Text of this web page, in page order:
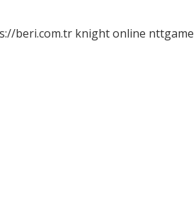
beri.com.tr knight online nttgame